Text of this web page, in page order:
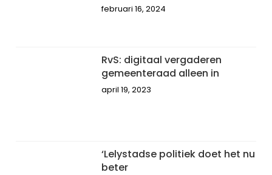
februari 16, 2024
RvS: digitaal vergaderen
gemeenteraad alleen in
april 19, 2023
‘Lelystadse politiek doet het nu
beter